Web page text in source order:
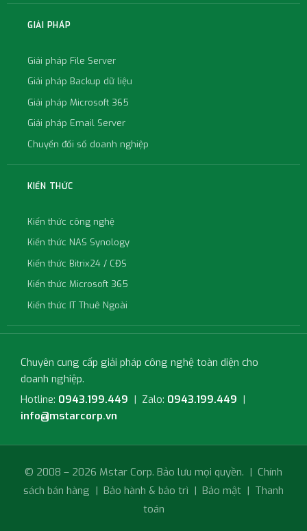
GIẢI PHÁP
Giải pháp File Server
Giải pháp Backup dữ liệu
Giải pháp Microsoft 365
Giải pháp Email Server
Chuyển đổi số doanh nghiệp
KIẾN THỨC
Kiến thức công nghệ
Kiến thức NAS Synology
Kiến thức Bitrix24 / CĐS
Kiến thức Microsoft 365
Kiến thức IT Thuê Ngoài
Chuyên cung cấp giải pháp công nghệ toàn diện cho
doanh nghiệp.
Hotline: 0943.199.449 | Zalo: 0943.199.449 |
info@mstarcorp.vn
© 2008 – 2026 Mstar Corp. Bảo lưu mọi quyền. | Chính
sách bán hàng | Bảo hành & bảo trì | Bảo mật | Thanh
toán